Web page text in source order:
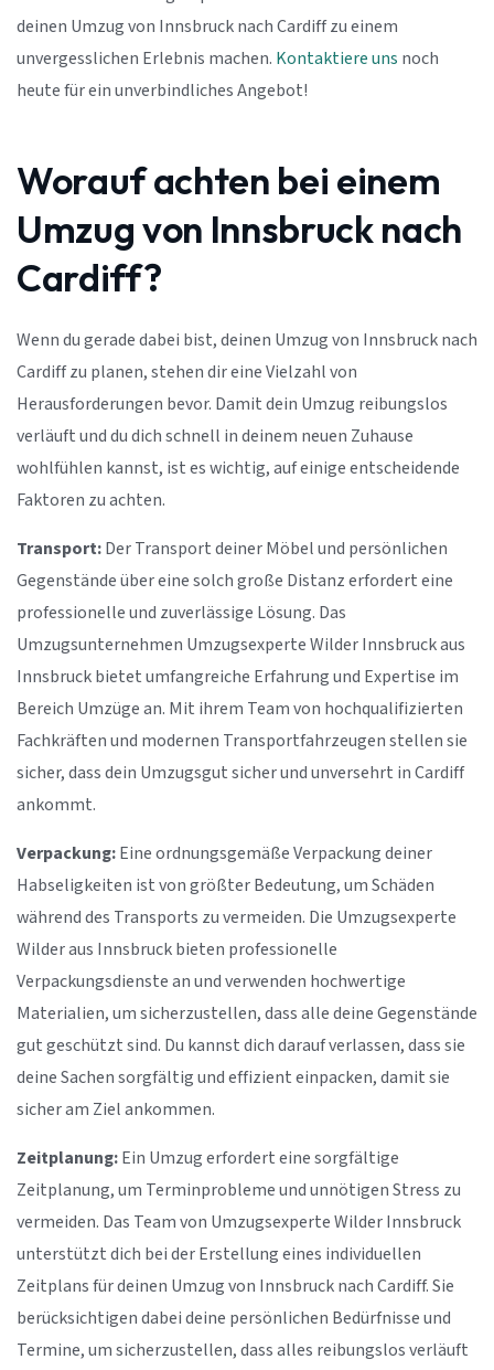
deinen Umzug von Innsbruck nach Cardiff zu einem
unvergesslichen Erlebnis machen. Kontaktiere uns noch
heute für ein unverbindliches Angebot!
Worauf achten bei einem
Umzug von Innsbruck nach
Cardiff?
Wenn du gerade dabei bist, deinen Umzug von Innsbruck nach
Cardiff zu planen, stehen dir eine Vielzahl von
Herausforderungen bevor. Damit dein Umzug reibungslos
verläuft und du dich schnell in deinem neuen Zuhause
wohlfühlen kannst, ist es wichtig, auf einige entscheidende
Faktoren zu achten.
Transport:Der Transport deiner Möbel und persönlichen
Gegenstände über eine solch große Distanz erfordert eine
professionelle und zuverlässige Lösung. Das
Umzugsunternehmen Umzugsexperte Wilder Innsbruck aus
Innsbruck bietet umfangreiche Erfahrung und Expertise im
Bereich Umzüge an. Mit ihrem Team von hochqualifizierten
Fachkräften und modernen Transportfahrzeugen stellen sie
sicher, dass dein Umzugsgut sicher und unversehrt in Cardiff
ankommt.
Verpackung:Eine ordnungsgemäße Verpackung deiner
Habseligkeiten ist von größter Bedeutung, um Schäden
während des Transports zu vermeiden. Die Umzugsexperte
Wilder aus Innsbruck bieten professionelle
Verpackungsdienste an und verwenden hochwertige
Materialien, um sicherzustellen, dass alle deine Gegenstände
gut geschützt sind. Du kannst dich darauf verlassen, dass sie
deine Sachen sorgfältig und effizient einpacken, damit sie
sicher am Ziel ankommen.
Zeitplanung:Ein Umzug erfordert eine sorgfältige
Zeitplanung, um Terminprobleme und unnötigen Stress zu
vermeiden. Das Team von Umzugsexperte Wilder Innsbruck
unterstützt dich bei der Erstellung eines individuellen
Zeitplans für deinen Umzug von Innsbruck nach Cardiff. Sie
berücksichtigen dabei deine persönlichen Bedürfnisse und
Termine, um sicherzustellen, dass alles reibungslos verläuft